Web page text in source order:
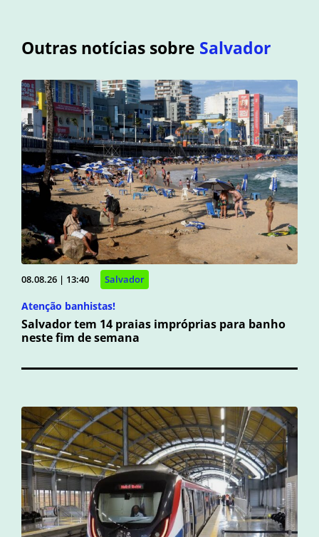
Outras notícias sobre Salvador
08.08.26 | 13:40 Salvador
Atenção banhistas!
Salvador tem 14 praias impróprias para banho
neste fim de semana